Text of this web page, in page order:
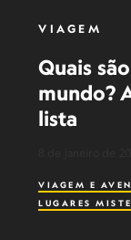
VIAGEM
Quais
mundo?
lista
VIAGEM E
LUGARES